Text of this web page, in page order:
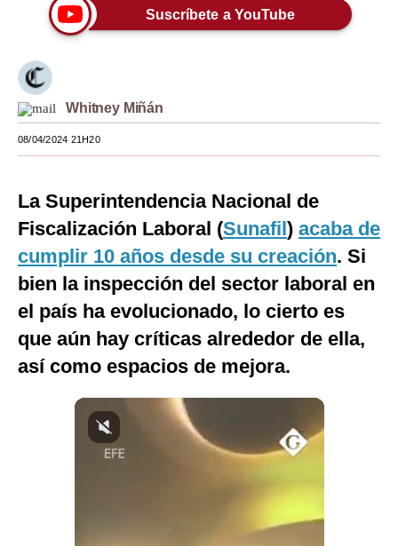
EEUU
España
Internacional
Mix
G de Gestión
Notas Contratadas
Gestión TV
Suscríbete a YouTube
Whitney Miñán
08/04/2024 21H20
La Superintendencia Nacional de
Fiscalización Laboral (Sunafil) acaba de
cumplir 10 años desde su creación. Si
bien la inspección del sector laboral en
el país ha evolucionado, lo cierto es
que aún hay críticas alrededor de ella,
así como espacios de mejora.